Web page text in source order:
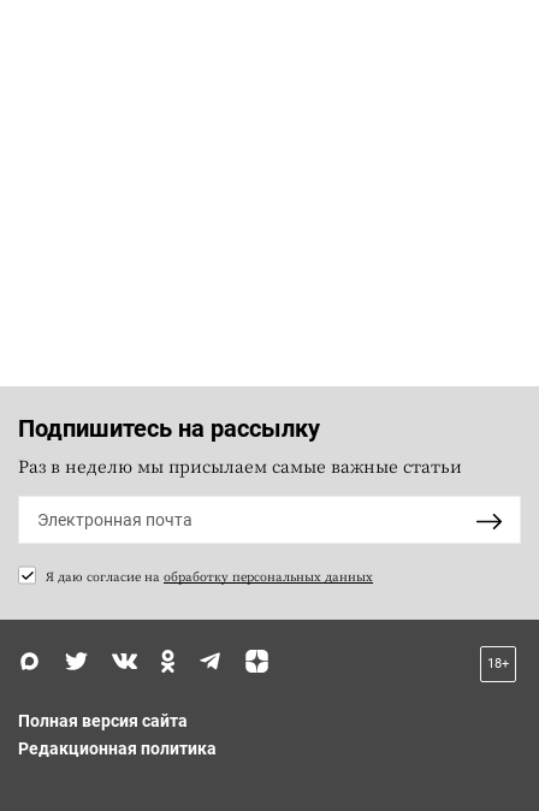
Подпишитесь на рассылку
Раз в неделю мы присылаем самые важные статьи
Я даю согласие на обработку персональных данных
18+
Полная версия сайта
Редакционная политика